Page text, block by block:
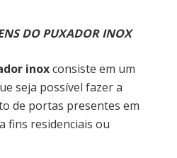
DO PUXADOR INOX
inoxconsiste em um
seja possível fazer a
de portas presentes em
fins residenciais ou